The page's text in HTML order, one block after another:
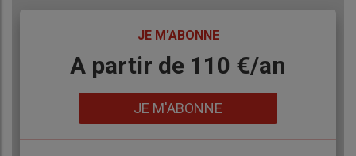
JE M'ABONNE
BodyA partir de 110 €/an
JE M'ABONNE